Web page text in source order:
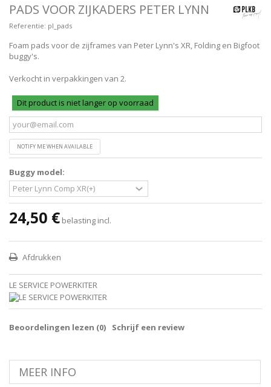
PADS VOOR ZIJKADERS PETER LYNN
Referentie: pl_pads
Foam pads voor de zijframes van Peter Lynn's XR, Folding en Bigfoot
buggy's.
Verkocht in verpakkingen van 2.
Dit product is niet langer op voorraad
NOTIFY ME WHEN AVAILABLE
Buggy model:
24,50 € belasting incl.
Afdrukken
LE SERVICE POWERKITER
Beoordelingen lezen (0) Schrijf een review
MEER INFO